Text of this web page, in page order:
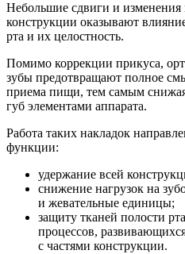
Небольшие сдвиги и
конструкции оказывают
рта и их целостность.
Помимо коррекции прикуса,
зубы предотвращают полное
приема пищи, тем самым
губ элементами аппарата.
Работа таких накладок
функции:
удержание всей
снижение нагрузок на
и жевательные единицы;
защиту тканей полости
процессов,
с частями конструкции.